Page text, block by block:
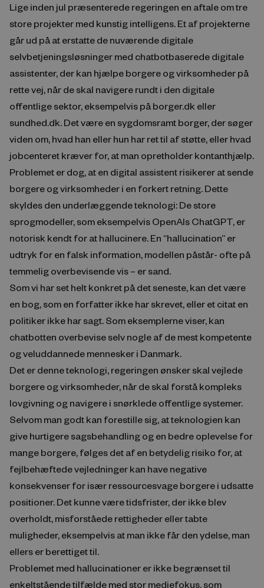
Lige inden jul præsenterede regeringen en aftale om tre
store projekter med kunstig intelligens. Et af projekterne
går ud på at erstatte de nuværende digitale
selvbetjeningsløsninger med chatbotbaserede digitale
assistenter, der kan hjælpe borgere og virksomheder på
rette vej, når de skal navigere rundt i den digitale
offentlige sektor, eksempelvis på borger.dk eller
sundhed.dk. Det være en sygdomsramt borger, der søger
viden om, hvad han eller hun har ret til af støtte, eller hvad
jobcenteret kræver for, at man opretholder kontanthjælp.
Problemet er dog, at en digital assistent risikerer at sende
borgere og virksomheder i en forkert retning. Dette
skyldes den underlæggende teknologi: De store
sprogmodeller, som eksempelvis OpenAIs ChatGPT, er
notorisk kendt for at hallucinere. En “hallucination” er
udtryk for en falsk information, modellen påstår- ofte på
temmelig overbevisende vis – er sand.
Som vi har set helt konkret på det seneste, kan det være
en bog, som en forfatter ikke har skrevet, eller et citat en
politiker ikke har sagt. Som eksemplerne viser, kan
chatbotten overbevise selv nogle af de mest kompetente
og veluddannede mennesker i Danmark.
Det er denne teknologi, regeringen ønsker skal vejlede
borgere og virksomheder, når de skal forstå kompleks
lovgivning og navigere i snørklede offentlige systemer.
Selvom man godt kan forestille sig, at teknologien kan
give hurtigere sagsbehandling og en bedre oplevelse for
mange borgere, følges det af en betydelig risiko for, at
fejlbehæftede vejledninger kan have negative
konsekvenser for især ressourcesvage borgere i udsatte
positioner. Det kunne være tidsfrister, der ikke blev
overholdt, misforståede rettigheder eller tabte
muligheder, eksempelvis at man ikke får den ydelse, man
ellers er berettiget til.
Problemet med hallucinationer er ikke begrænset til
enkeltstående tilfælde med stor mediefokus, som